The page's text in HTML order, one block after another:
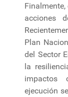
acciones
Plan
del Sector
la
impactos
ejecución